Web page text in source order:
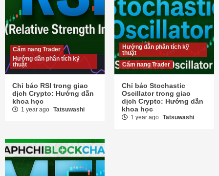
Cẩm nang Trader
Hướng dẫn phân tích kỹ
thuật
Chỉ báo RSI trong giao
dịch Crypto: Hướng dẫn
khoa học
1 year ago Tatsuwashi
Hướng dẫn phân tích kỹ
thuật
Cẩm nang Trader
Chỉ báo Stochastic
Oscillator trong giao
dịch Crypto: Hướng dẫn
khoa học
1 year ago Tatsuwashi